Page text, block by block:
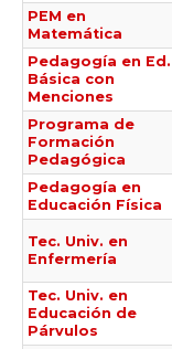
PEM en
Matemática
Pedagogía en Ed.
Básica con
Menciones
Programa de
Formación
Pedagógica
Pedagogía en
Educación Física
Tec. Univ. en
Enfermería
Tec. Univ. en
Educación de
Párvulos